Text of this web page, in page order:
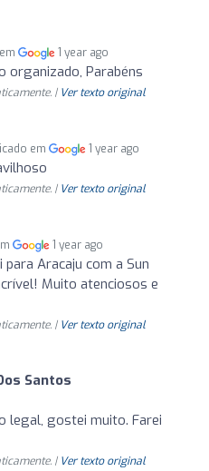
1 year ago
organizado, Parabéns
| Ver texto original
em 1 year ago
| Ver texto original
1 year ago
para Aracaju com a Sun
Muito atenciosos e
| Ver texto original
Santos
legal, gostei muito. Farei
| Ver texto original